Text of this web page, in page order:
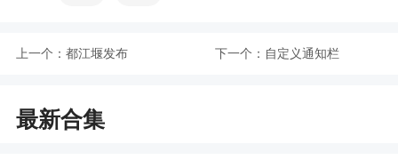
6、纸条和你的心上人进一步交流，建立感情的
小编评价
上一个： 都江堰发布 下一个： 自定义通知栏
最新合集